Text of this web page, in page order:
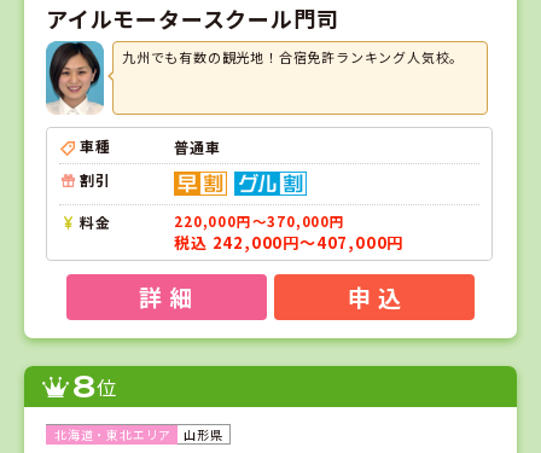
アイルモータースクール門司
九州でも有数の観光地！合宿免許ランキング人気校。
車種
普通車
割引
料金 220,000円～370,000円
税込 242,000円～407,000円
詳 細 申 込
8位
山形県